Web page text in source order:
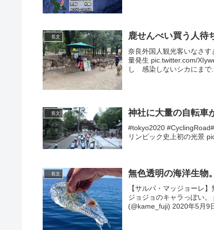
長文 鹿せんべい買う人待
奈良外国人観光客いなさ
量発生 pic.twitter.com/
し 感染しないシカにまで...
長文 神社に大量の自転車
#tokyo2020
リンピック史上初の光景
長文 無色透明の海洋生物
【サルパ・マッジョーレ
ジョジョのキャラっぽい
(@kame_fuji) 2020年5月9